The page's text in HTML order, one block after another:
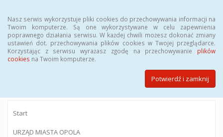
Nasz serwis wykorzystuje pliki cookies do przechowywania informacji na
Twoim komputerze. Są one wykorzystywane w celu zapewnienia
poprawnego działania serwisu. W każdej chwili możesz dokonać zmiany
ustawień dot. przechowywania plików cookies w Twojej przeglądarce.
Korzystając z serwisu wyrażasz zgodę na przechowywanie plików
cookies na Twoim komputerze.
Potwierdź i zamknij
BIULETYN INFORMACJI PUBLICZNEJ
Urzędu Miasta Opola
Start
URZĄD MIASTA OPOLA